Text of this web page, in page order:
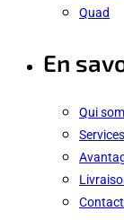
Quad
En
Qui